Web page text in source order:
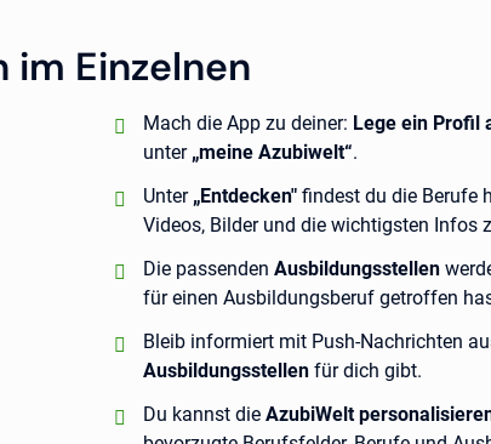
im Einzelnen
positiv:
Mach die App zu deiner: Lege ein Profil
unter „meine Azubiwelt“.
positiv:
Unter „Entdecken" findest du die Berufe
Videos, Bilder und die wichtigsten Infos
positiv:
Die passenden Ausbildungsstellen
für einen Ausbildungsberuf getroffen
positiv:
Bleib informiert mit Push-Nachrichten
Ausbildungsstellen für dich gibt.
positiv:
Du kannst die AzubiWelt